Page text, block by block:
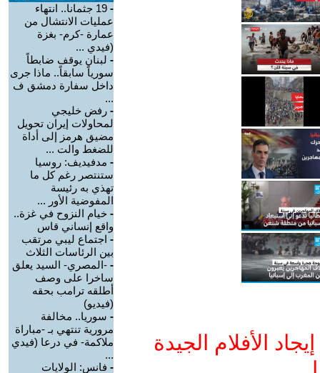
الأفلام الجيدة
-
19 جثمانا.. انتهاء
عمليات الانتشال من
عمارة -كرم- بغزة
(فيدي ...
- لبنان يوقف ضابطاً
سورياً سابقاً.. ماذا جرى
داخل سفارة دمشق ف
...
- رفض خليجي
لمحاولات إيران تحويل
مضيق هرمز إلى أداة
للضغط والت ...
- مدفيديف: روسيا
ستنتصر رغم كل ما
تهذي به رئيسة
المفوضية الأور ...
- خيام النزوح في غزة..
واقع إنساني قاس
- اجتماع ليبي مرتقب
بين الرئاسات الثلاث
- -المصري- السيد يعلق
ساخرا على وصف
أطلقه ترامب بحقه
(فيديو)
- سوريا.. مخالفة
مرورية تنتهي بـ -مباراة
ملاكمة- في درعا (فيدي
...
- فانس: الولايات